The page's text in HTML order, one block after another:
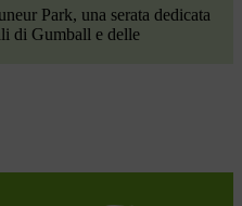
Park, una serata dedicata
di Gumball e delle